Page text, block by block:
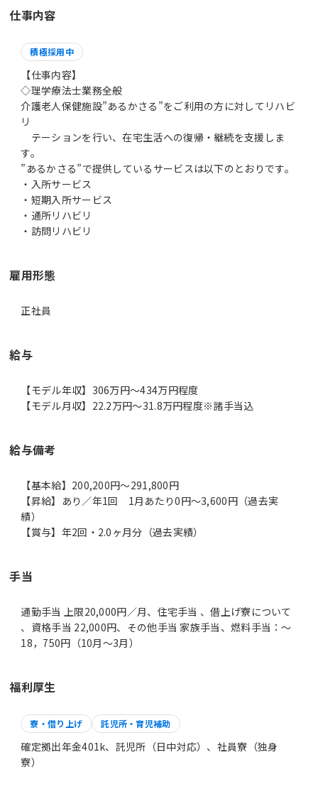
仕事内容
積極採用中
【仕事内容】
◇理学療法士業務全般
介護老人保健施設”あるかさる”をご利用の方に対してリハビ
リ
テーションを行い、在宅生活への復帰・継続を支援しま
す。
”あるかさる”で提供しているサービスは以下のとおりです。
・入所サービス
・短期入所サービス
・通所リハビリ
・訪問リハビリ
雇用形態
正社員
給与
【モデル年収】306万円〜434万円程度
【モデル月収】22.2万円〜31.8万円程度※諸手当込
給与備考
【基本給】200,200円～291,800円
【昇給】あり／年1回 1月あたり0円～3,600円（過去実
績）
手当
通勤手当 上限20,000円／月、住宅手当 、借上げ寮について
、資格手当 22,000円、その他手当 家族手当、燃料手当：～
18，750円（10月～3月）
福利厚生
寮・借り上げ 託児所・育児補助
確定拠出年金401k、託児所（日中対応）、社員寮（独身
寮）